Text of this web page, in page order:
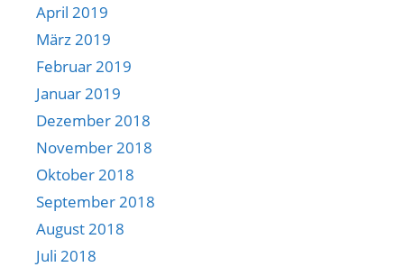
April 2019
März 2019
Februar 2019
Januar 2019
Dezember 2018
November 2018
Oktober 2018
September 2018
August 2018
Juli 2018